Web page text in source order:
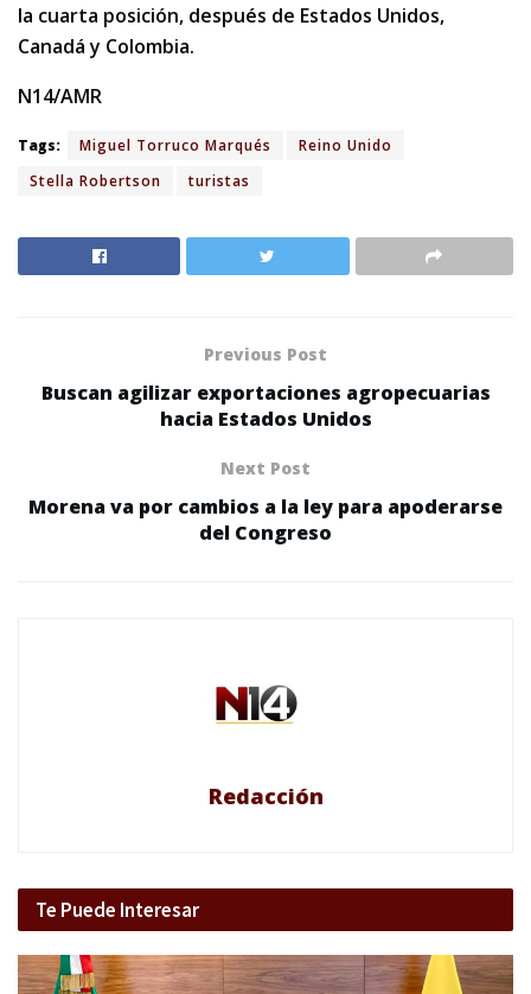
la cuarta posición, después de Estados Unidos,
Canadá y Colombia.
N14/AMR
Tags: Miguel Torruco Marqués
Reino Unido
Stella Robertson
turistas
Previous Post
Buscan agilizar exportaciones agropecuarias
hacia Estados Unidos
Next Post
Morena va por cambios a la ley para apoderarse
del Congreso
Redacción
Te Puede Interesar